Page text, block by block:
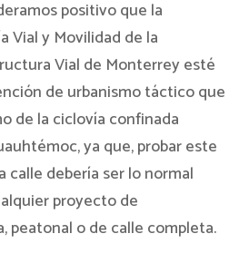
positivo que la
Vial y Movilidad de la
Vial de Monterrey esté
de urbanismo táctico que
de la ciclovía confinada
ya que, probar este
calle debería ser lo normal
proyecto de
peatonal o de calle completa.